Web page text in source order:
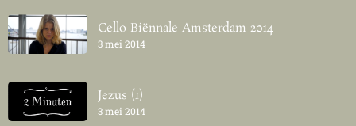
Cello Biënnale Amsterdam 2014
3 mei 2014
Jezus (1)
3 mei 2014